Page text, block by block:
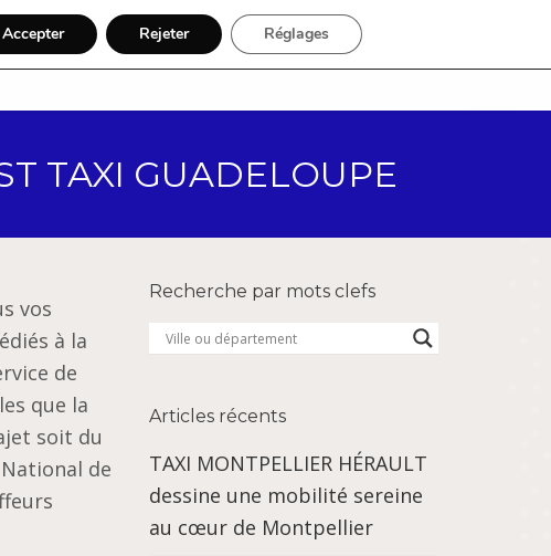
Par région Inscription
TAXI GUADELOUPE
vos
à la
de
que la
soit du
de
Recherche par mots clefs
Articles récents
TAXI MONTPELLIER HÉRAULT
dessine une mobilité sereine
au cœur de Montpellier
Accepter Rejeter Réglages